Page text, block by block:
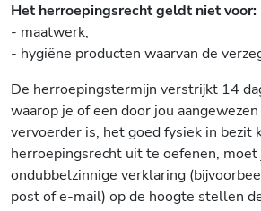
Het herroepingsrecht geldt niet voor:
- maatwerk;
- hygiëne producten waarvan de
De herroepingstermijn verstrijkt 14
waarop je of een door jou
vervoerder is, het goed fysiek in bezit
herroepingsrecht uit te oefenen, moet
ondubbelzinnige verklaring
post of e-mail) op de hoogte stellen